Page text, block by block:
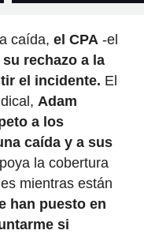
caída, el CPA-el
rechazo a la
el incidente. El
Adam
a los
caída y a sus
la cobertura
mientras están
han puesto en
si